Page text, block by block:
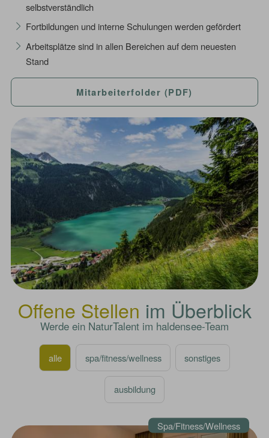
selbstverständlich
Fortbildungen und interne Schulungen werden gefördert
Arbeitsplätze sind in allen Bereichen auf dem neuesten
Stand
Mitarbeiterfolder (PDF)
Offene Stellen im Überblick
Werde ein NaturTalent im haldensee-Team
alle spa/fitness/wellness sonstiges
ausbildung
Spa/Fitness/Wellness